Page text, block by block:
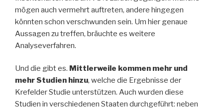
mögen auch vermehrt auftreten, andere hingegen
könnten schon verschwunden sein. Um hier genaue
Aussagen zu treffen, bräuchte es weitere
Analyseverfahren.
Und die gibt es. Mittlerweile kommen mehr und
mehr Studien hinzu, welche die Ergebnisse der
Krefelder Studie unterstützen. Auch wurden diese
Studien in verschiedenen Staaten durchgeführt: neben